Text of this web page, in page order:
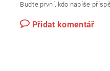
Buďte první, kdo napíše
Přidat komentář